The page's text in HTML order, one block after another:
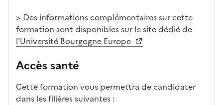
c
i
è
> Des informations complémentaires sur cette
formation sont disponibles sur le site dédié de
l'Université Bourgogne Europe
Accès santé
Cette formation vous permettra de candidater
dans les filières suivantes :